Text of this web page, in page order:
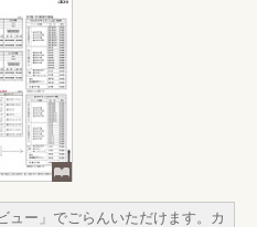
ュー」でごらんいただけます。カ